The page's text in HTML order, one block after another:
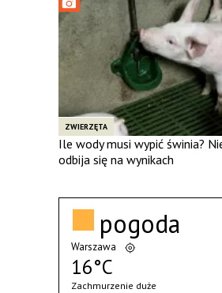
ZWIERZĘTA
Ile wody musi wypić świnia?
odbija się na wynikach
pogoda
Warszawa
16°C
Zachmurzenie duże